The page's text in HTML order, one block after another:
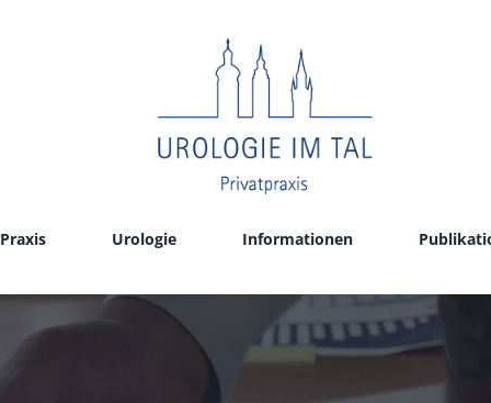
Praxis Urologie Informationen